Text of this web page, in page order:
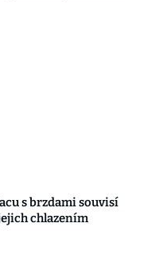
s brzdami souvisí
chlazením